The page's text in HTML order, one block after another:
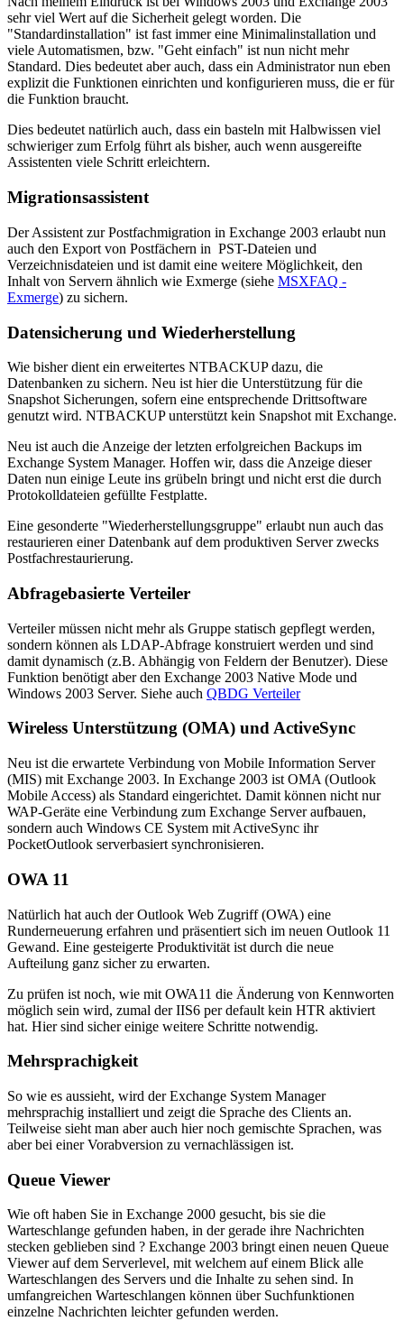
sehr viel Wert auf die Sicherheit gelegt worden. Die
"Standardinstallation" ist fast immer eine Minimalinstallation und
viele Automatismen, bzw. "Geht einfach" ist nun nicht mehr
Standard. Dies bedeutet aber auch, dass ein Administrator nun eben
explizit die Funktionen einrichten und konfigurieren muss, die er für
die Funktion braucht.
Dies bedeutet natürlich auch, dass ein basteln mit Halbwissen viel
schwieriger zum Erfolg führt als bisher, auch wenn ausgereifte
Assistenten viele Schritt erleichtern.
Migrationsassistent
Der Assistent zur Postfachmigration in Exchange 2003 erlaubt nun
auch den Export von Postfächern in PST-Dateien und
Verzeichnisdateien und ist damit eine weitere Möglichkeit, den
Inhalt von Servern ähnlich wie Exmerge (siehe MSXFAQ -
Exmerge) zu sichern.
Datensicherung und Wiederherstellung
Wie bisher dient ein erweitertes NTBACKUP dazu, die
Datenbanken zu sichern. Neu ist hier die Unterstützung für die
Snapshot Sicherungen, sofern eine entsprechende Drittsoftware
genutzt wird. NTBACKUP unterstützt kein Snapshot mit Exchange.
Neu ist auch die Anzeige der letzten erfolgreichen Backups im
Exchange System Manager. Hoffen wir, dass die Anzeige dieser
Daten nun einige Leute ins grübeln bringt und nicht erst die durch
Protokolldateien gefüllte Festplatte.
Eine gesonderte "Wiederherstellungsgruppe" erlaubt nun auch das
restaurieren einer Datenbank auf dem produktiven Server zwecks
Postfachrestaurierung.
Abfragebasierte Verteiler
Verteiler müssen nicht mehr als Gruppe statisch gepflegt werden,
sondern können als LDAP-Abfrage konstruiert werden und sind
damit dynamisch (z.B. Abhängig von Feldern der Benutzer). Diese
Funktion benötigt aber den Exchange 2003 Native Mode und
Windows 2003 Server. Siehe auch QBDG Verteiler
Wireless Unterstützung (OMA) und ActiveSync
Neu ist die erwartete Verbindung von Mobile Information Server
(MIS) mit Exchange 2003. In Exchange 2003 ist OMA (Outlook
Mobile Access) als Standard eingerichtet. Damit können nicht nur
WAP-Geräte eine Verbindung zum Exchange Server aufbauen,
sondern auch Windows CE System mit ActiveSync ihr
PocketOutlook serverbasiert synchronisieren.
OWA 11
Natürlich hat auch der Outlook Web Zugriff (OWA) eine
Runderneuerung erfahren und präsentiert sich im neuen Outlook 11
Gewand. Eine gesteigerte Produktivität ist durch die neue
Aufteilung ganz sicher zu erwarten.
Zu prüfen ist noch, wie mit OWA11 die Änderung von Kennworten
möglich sein wird, zumal der IIS6 per default kein HTR aktiviert
hat. Hier sind sicher einige weitere Schritte notwendig.
Mehrsprachigkeit
So wie es aussieht, wird der Exchange System Manager
mehrsprachig installiert und zeigt die Sprache des Clients an.
Teilweise sieht man aber auch hier noch gemischte Sprachen, was
aber bei einer Vorabversion zu vernachlässigen ist.
Queue Viewer
Wie oft haben Sie in Exchange 2000 gesucht, bis sie die
Warteschlange gefunden haben, in der gerade ihre Nachrichten
stecken geblieben sind ? Exchange 2003 bringt einen neuen Queue
Viewer auf dem Serverlevel, mit welchem auf einem Blick alle
Warteschlangen des Servers und die Inhalte zu sehen sind. In
umfangreichen Warteschlangen können über Suchfunktionen
einzelne Nachrichten leichter gefunden werden.